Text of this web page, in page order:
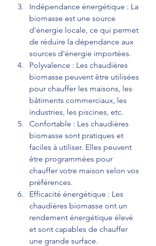
Indépendance énergétique : La
biomasse est une source
d'énergie locale, ce qui permet
de réduire la dépendance aux
sources d'énergie importées.
Polyvalence : Les chaudières
biomasse peuvent être utilisées
pour chauffer les maisons, les
bâtiments commerciaux, les
industries, les piscines, etc.
Confortable : Les chaudières
biomasse sont pratiques et
faciles à utiliser. Elles peuvent
être programmées pour
chauffer votre maison selon vos
préférences.
Efficacité énergétique : Les
chaudières biomasse ont un
rendement énergétique élevé
et sont capables de chauffer
une grande surface.